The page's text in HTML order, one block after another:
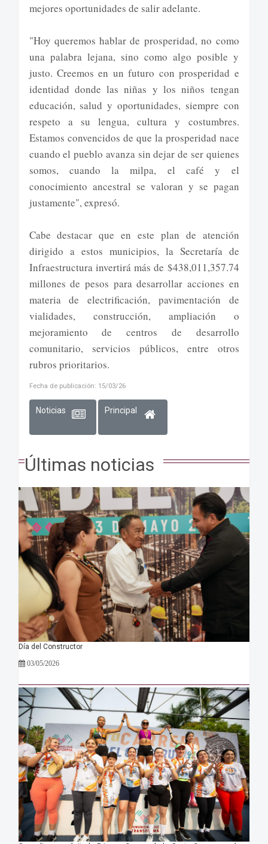
mejores oportunidades de salir adelante.
"Hoy queremos hablar de prosperidad, no como
una palabra lejana, sino como algo posible y
justo. Creemos en un futuro con prosperidad e
identidad donde las niñas y los niños tengan
educación, salud y oportunidades, siempre con
respeto a su lengua, cultura y costumbres.
Estamos convencidos de que la prosperidad nace
cuando el pueblo avanza sin dejar de ser quienes
somos, cuando la milpa, el café y el
conocimiento ancestral se valoran y se pagan
justamente", expresó.
Cabe destacar que en este plan de atención
dirigido a estos municipios, la Secretaría de
Infraestructura invertirá más de $438,011,357.74
millones de pesos para desarrollar acciones en
materia de electrificación, pavimentación de
vialidades, construcción, ampliación o
mejoramiento de centros de desarrollo
comunitario, servicios públicos, entre otros
rubros prioritarios.
Fecha de publicación: 15/03/26
Noticias Principal
Últimas noticias
Día del Constructor
03/05/2026